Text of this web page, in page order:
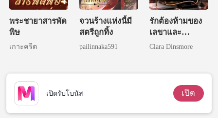
พระชายาสารพัด
พิษ
เกาะครีต
จวนร้างแห่งนี้มี
สตรีถูกทิ้ง
pailinnaka591
รักต้องห้ามของ
เลขาและ
ประธานร้าย
Clara Dinsmore
เปิดรับโบนัส เปิด